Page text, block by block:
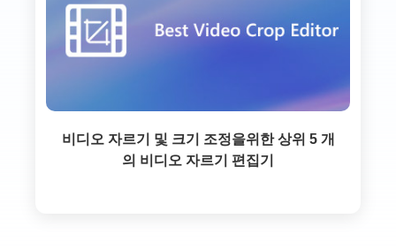
비디오 자르기 및 크기 조정을위한 상위 5 개
의 비디오 자르기 편집기